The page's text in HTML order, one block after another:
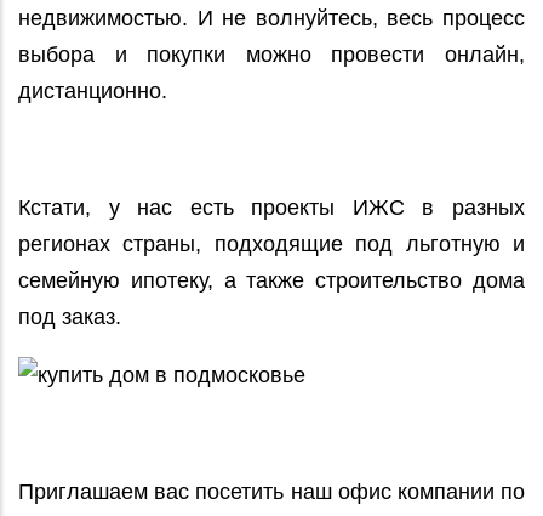
недвижимостью. И не волнуйтесь, весь процесс
выбора и покупки можно провести онлайн,
дистанционно.
Кстати, у нас есть проекты ИЖС в разных
регионах страны, подходящие под льготную и
семейную ипотеку, а также строительство дома
под заказ.
Приглашаем вас посетить наш офис компании по